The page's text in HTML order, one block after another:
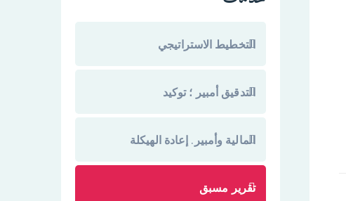
التخطيط الاستراتيجي
التدقيق أمبير ؛ توكيد
المالية وأمبير. إعادة الهيكلة
تقرير مسبق